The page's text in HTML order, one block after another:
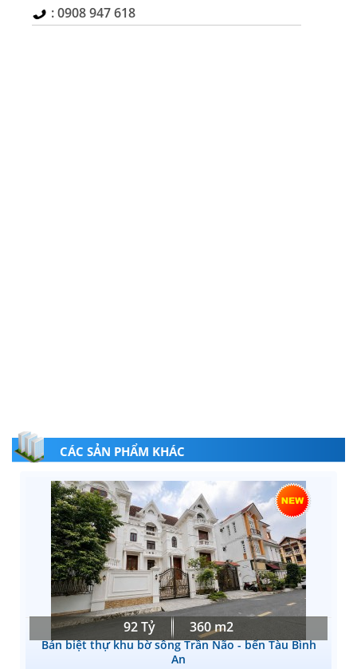
: 0908 947 618
CÁC SẢN PHẨM KHÁC
92 Tỷ 360 m2
Bán biệt thự khu bờ sông Trần Não - bến Tàu Bình
An